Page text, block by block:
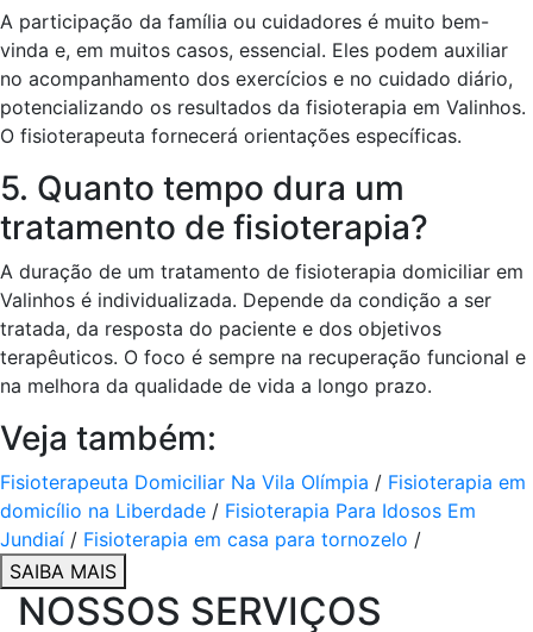
A participação da família ou cuidadores é muito bem-
vinda e, em muitos casos, essencial. Eles podem auxiliar
no acompanhamento dos exercícios e no cuidado diário,
potencializando os resultados da fisioterapia em Valinhos.
O fisioterapeuta fornecerá orientações específicas.
5. Quanto tempo dura um
tratamento de fisioterapia?
A duração de um tratamento de fisioterapia domiciliar em
Valinhos é individualizada. Depende da condição a ser
tratada, da resposta do paciente e dos objetivos
terapêuticos. O foco é sempre na recuperação funcional e
na melhora da qualidade de vida a longo prazo.
Veja também:
Fisioterapeuta Domiciliar Na Vila Olímpia / Fisioterapia em
domicílio na Liberdade / Fisioterapia Para Idosos Em
Jundiaí / Fisioterapia em casa para tornozelo /
SAIBA MAIS
NOSSOS SERVIÇOS